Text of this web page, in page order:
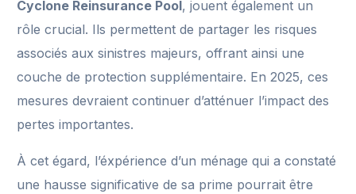
Cyclone Reinsurance Pool, jouent également un
rôle crucial. Ils permettent de partager les risques
associés aux sinistres majeurs, offrant ainsi une
couche de protection supplémentaire. En 2025, ces
mesures devraient continuer d’atténuer l’impact des
pertes importantes.
À cet égard, l’éxpérience d’un ménage qui a constaté
une hausse significative de sa prime pourrait être